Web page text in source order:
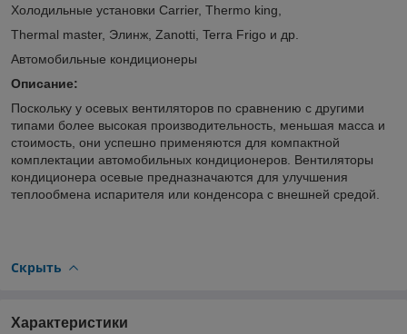
Холодильные установки Carrier, Thermo king,
Thermal master, Элинж, Zanotti, Terra Frigo и др.
Автомобильные кондиционеры
Описание:
Поскольку у осевых вентиляторов по сравнению с другими
типами более высокая производительность, меньшая масса и
стоимость, они успешно применяются для компактной
комплектации автомобильных кондиционеров. Вентиляторы
кондиционера осевые предназначаются для улучшения
теплообмена испарителя или конденсора с внешней средой.
Скрыть
Характеристики